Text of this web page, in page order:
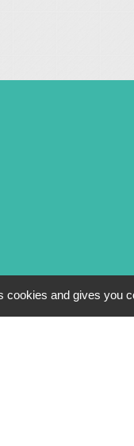
cookies and gives you